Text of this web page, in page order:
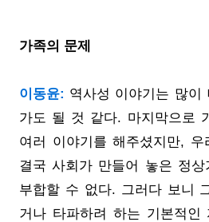
가족의 문제
이동윤: 역사성 이야기는 많이
가도 될 것 같다. 마지막으로
여러 이야기를 해주셨지만, 우
결국 사회가 만들어 놓은 정상
부합할 수 없다. 그러다 보니
거나 타파하려 하는 기본적인